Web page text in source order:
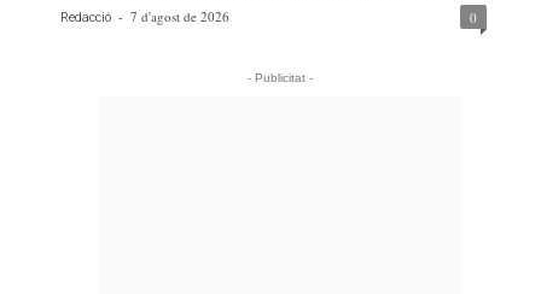
Redacció - 7 d'agost de 2026 0
- Publicitat -